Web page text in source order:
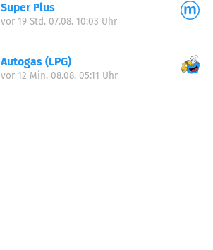
Super Plus
vor 19 Std. 07.08. 10:03 Uhr
Autogas (LPG)
vor 12 Min. 08.08. 05:11 Uhr